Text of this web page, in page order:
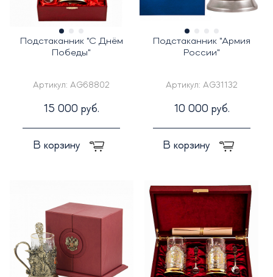
Подстаканник "С Днём
Победы"
Артикул:AG68802
15 000 руб.
В корзину
Подстаканник "Армия
России"
Артикул: AG31132
10 000 руб.
В корзину